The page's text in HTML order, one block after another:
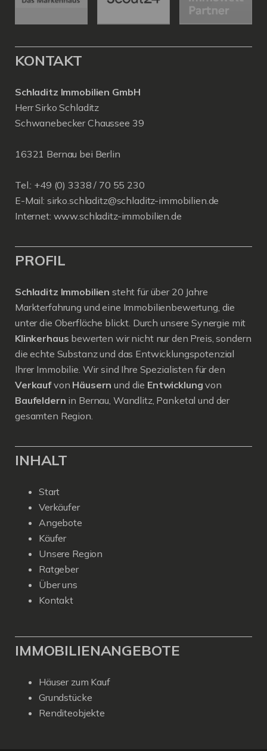
KONTAKT
Schladitz Immobilien GmbH
Herr Sirko Schladitz
Schwanebecker Chaussee 39
16321 Bernau bei Berlin
Tel.: +49 (0) 3338 / 70 55 230
E-Mail: sirko.schladitz@schladitz-immobilien.de
Internet: www.schladitz-immobilien.de
PROFIL
Schladitz Immobilien steht für über 20 Jahre
Markterfahrung und eine Immobilienbewertung, die
unter die Oberfläche blickt. Durch unsere Synergie mit
Klinkerhaus bewerten wir nicht nur den Preis, sondern
die echte Substanz und das Entwicklungspotenzial
Ihrer Immobilie. Wir sind Ihre Spezialisten für den
Verkaufvon Häusern und die Entwicklung von
Baufeldern in Bernau, Wandlitz, Panketal und der
gesamten Region.
INHALT
Start
Verkäufer
Angebote
Käufer
Unsere Region
Ratgeber
Über uns
Kontakt
IMMOBILIENANGEBOTE
Häuser zum Kauf
Grundstücke
Renditeobjekte